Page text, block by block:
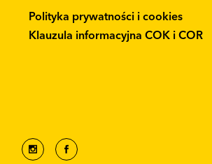
Polityka prywatności i cookies
Klauzula informacyjna COK i COR